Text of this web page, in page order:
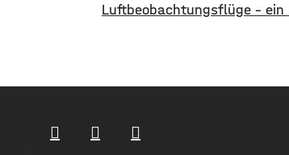
mit fast
Luftbeobachtungsflüge – ein
von Unterfranken jetzt
Wochenende wieder
statt. Die Flugzeuge